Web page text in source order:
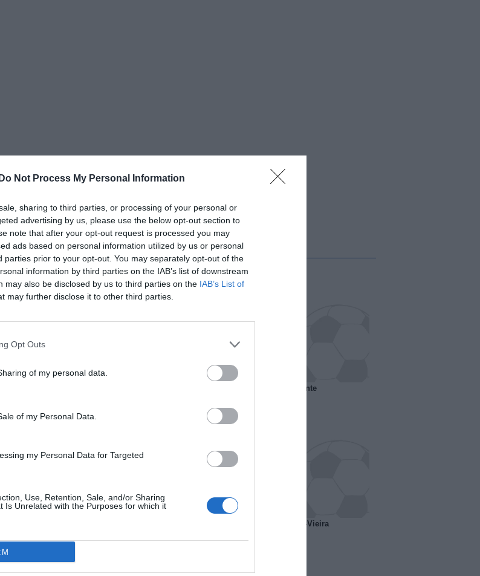
Do Not Process My Personal Information
sharing to third parties, or processing of your personal or
advertising by us, please use the below opt-out section to
note that after your opt-out request is processed you may
ads based on personal information utilized by us or personal
parties prior to your opt-out. You may separately opt-out of the
information by third parties on the IAB’s list of downstream
may also be disclosed by us to third parties on the IAB’s List of
may further disclose it to other third parties.
Opt Outs
of my personal data.
of my Personal Data.
my Personal Data for Targeted
Use, Retention, Sale, and/or Sharing
Is Unrelated with the Purposes for which it
Francia, il Marsiglia senza presidente
A gennaio ipotesi scambio Davids-Vieira